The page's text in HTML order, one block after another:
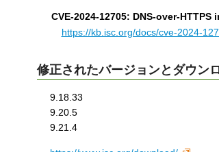
CVE-2024-12705: DNS-over-
https://kb.isc.org/docs/cve-2024-
修正されたバージョンとダウン
9.18.33
9.20.5
9.21.4